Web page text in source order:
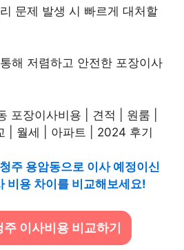
문제 발생 시 빠르게 대처할
해 저렴하고 안전한 포장이사
주 용암동으로 이사 예정이신
비용 차이를 비교해보세요!
주 이사비용 비교하기